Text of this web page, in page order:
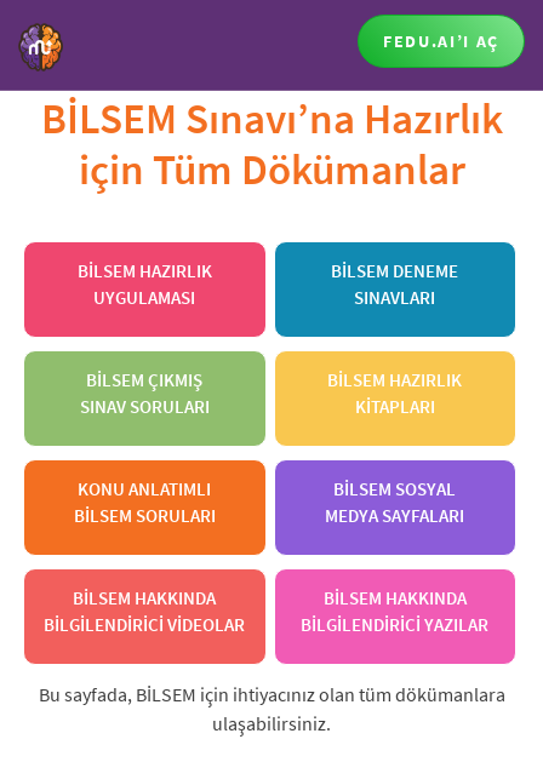
FEDU.AI’I AÇ
BİLSEM Sınavı’na Hazırlık
için Tüm Dökümanlar
BİLSEM HAZIRLIK
UYGULAMASI
BİLSEM DENEME
SINAVLARI
BİLSEM ÇIKMIŞ
SINAV SORULARI
BİLSEM HAZIRLIK
KİTAPLARI
KONU ANLATIMLI
BİLSEM SORULARI
BİLSEM SOSYAL
MEDYA SAYFALARI
BİLSEM HAKKINDA
BİLGİLENDİRİCİ VİDEOLAR
BİLSEM HAKKINDA
BİLGİLENDİRİCİ YAZILAR
Bu sayfada, BİLSEM için ihtiyacınız olan tüm dökümanlara
ulaşabilirsiniz.